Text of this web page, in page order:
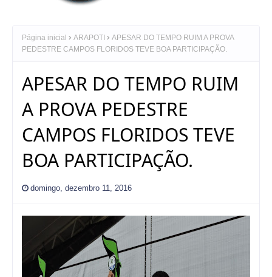
Página inicial ARAPOTI
APESAR DO TEMPO RUIM A PROVA
PEDESTRE CAMPOS FLORIDOS TEVE BOA PARTICIPAÇÃO.
APESAR DO TEMPO RUIM
A PROVA PEDESTRE
CAMPOS FLORIDOS TEVE
BOA PARTICIPAÇÃO.
domingo, dezembro 11, 2016